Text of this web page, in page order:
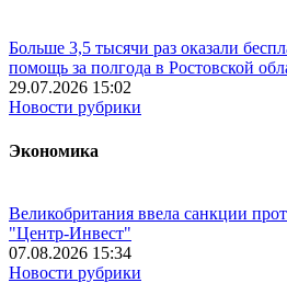
Больше 3,5 тысячи раз оказали
помощь за полгода в Ростовской
29.07.2026 15:02
Новости рубрики
Экономика
Великобритания ввела санкции
"Центр-Инвест"
07.08.2026 15:34
Новости рубрики